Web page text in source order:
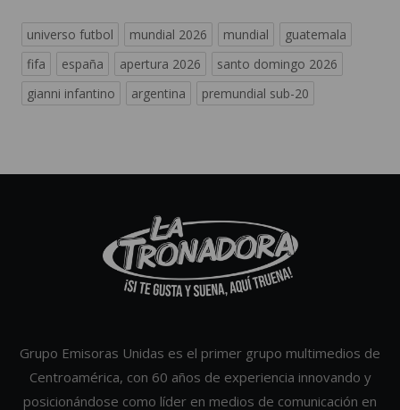
universo futbol mundial 2026 mundial
guatemala
fifa
españa apertura 2026
santo domingo 2026
gianni infantino
argentina premundial sub-20
Grupo Emisoras Unidas es el primer grupo multimedios de
Centroamérica, con 60 años de experiencia innovando y
posicionándose como líder en medios de comunicación en